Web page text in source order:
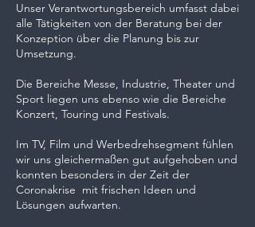
Unser Verantwortungsbereich umfasst dabei
alle Tätigkeiten von der Beratung bei der
Konzeption über die Planung bis zur
Umsetzung.
Die Bereiche Messe, Industrie, Theater und
Sport liegen uns ebenso wie die Bereiche
Konzert, Touring und Festivals.
Im TV, Film und Werbedrehsegment fühlen
wir uns gleichermaßen gut aufgehoben und
konnten besonders in der Zeit der
Coronakrise mit frischen Ideen und
Lösungen aufwarten.